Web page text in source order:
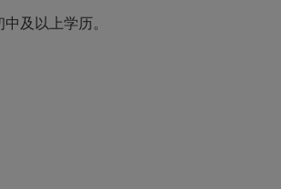
及以上学历。